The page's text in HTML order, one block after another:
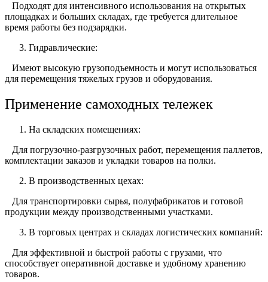
Подходят для интенсивного использования на открытых
площадках и больших складах, где требуется длительное
время работы без подзарядки.
Гидравлические:
Имеют высокую грузоподъемность и могут использоваться
для перемещения тяжелых грузов и оборудования.
Применение самоходных тележек
На складских помещениях:
Для погрузочно-разгрузочных работ, перемещения паллетов,
комплектации заказов и укладки товаров на полки.
В производственных цехах:
Для транспортировки сырья, полуфабрикатов и готовой
продукции между производственными участками.
В торговых центрах и складах логистических компаний:
Для эффективной и быстрой работы с грузами, что
способствует оперативной доставке и удобному хранению
товаров.